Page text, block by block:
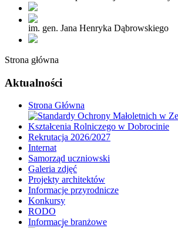
im. gen. Jana Henryka Dąbrowskiego
Strona główna
Aktualności
Strona Główna
Rekrutacja 2026/2027
Internat
Samorząd uczniowski
Galeria zdjęć
Projekty architektów
Informacje przyrodnicze
Konkursy
RODO
Informacje branżowe